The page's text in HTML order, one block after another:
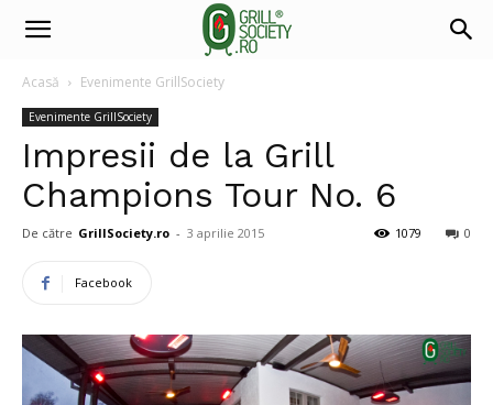
Acasă Evenimente GrillSociety
Evenimente GrillSociety
Impresii de la Grill
Champions Tour No. 6
De către GrillSociety.ro - 3 aprilie 2015 0
1079
Facebook